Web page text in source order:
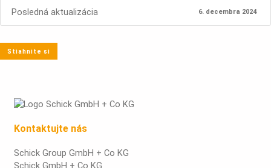
Posledná aktualizácia 6. decembra 2024
Stiahnite si
Kontaktujte nás
Schick Group GmbH + Co KG
Schick GmbH + Co KG